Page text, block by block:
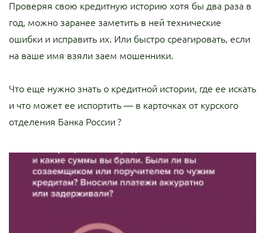
Проверяя свою кредитную историю хотя бы два раза в
год, можно заранее заметить в ней технические
ошибки и исправить их. Или быстро среагировать, если
на ваше имя взяли заем мошенники.
Что еще нужно знать о кредитной истории, где ее искать
и что может ее испортить — в карточках от курского
отделения Банка России ?